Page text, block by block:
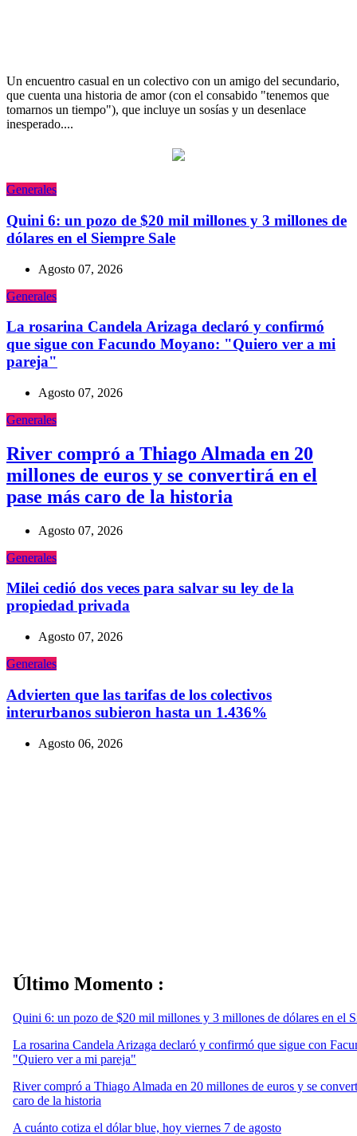
Un encuentro casual en un colectivo con un amigo del secundario,
que cuenta una historia de amor (con el consabido "tenemos que
tomarnos un tiempo"), que incluye un sosías y un desenlace
inesperado....
Generales
Quini 6: un pozo de $20 mil millones y 3 millones de
dólares en el Siempre Sale
Agosto 07, 2026
Generales
La rosarina Candela Arizaga declaró y confirmó
que sigue con Facundo Moyano: "Quiero ver a mi
pareja"
Agosto 07, 2026
Generales
River compró a Thiago Almada en 20
millones de euros y se convertirá en el
pase más caro de la historia
Agosto 07, 2026
Generales
Milei cedió dos veces para salvar su ley de la
propiedad privada
Agosto 07, 2026
Generales
Advierten que las tarifas de los colectivos
interurbanos subieron hasta un 1.436%
Agosto 06, 2026